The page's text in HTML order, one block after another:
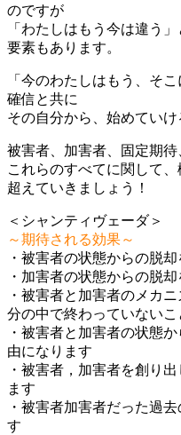
のですが
「わたしはもう今は違う
要素もあります。
「今のわたしはもう、そ
確信と共に
その自分から、始めていけ
被害者、加害者、固定期
これらのすべてに関して
超えていきましょう！
＜シャンティヴェーダ＞
～期待される効果～
・被害者の状態からの脱
・加害者の状態からの脱
・被害者と加害者のメカ
分の中で終わっていない
・被害者と加害者の状態
由になります
・被害者，加害者を創り
ます
・被害者加害者だった過
す